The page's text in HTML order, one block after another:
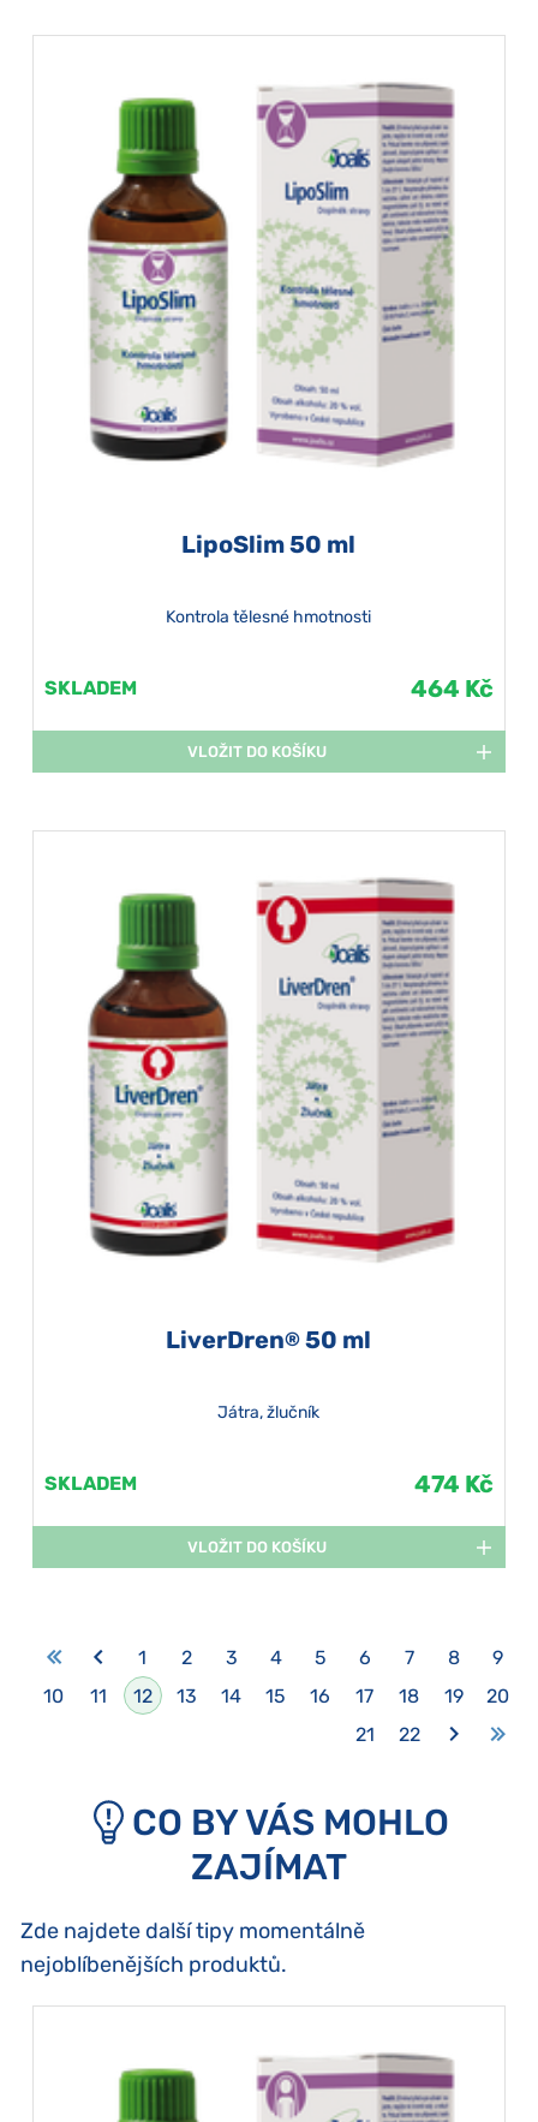
LipoSlim 50 ml
Kontrola tělesné hmotnosti
SKLADEM 464 Kč
VLOŽIT DO KOŠÍKU
LiverDren® 50 ml
Játra, žlučník
SKLADEM 474 Kč
VLOŽIT DO KOŠÍKU
1 2 3 4 5 6 7 8
9
10
11 12 13 14 15 16 17 18 19
20
21
22
CO BY VÁS MOHLO
ZAJÍMAT
Zde najdete další tipy momentálně
nejoblíbenějších produktů.